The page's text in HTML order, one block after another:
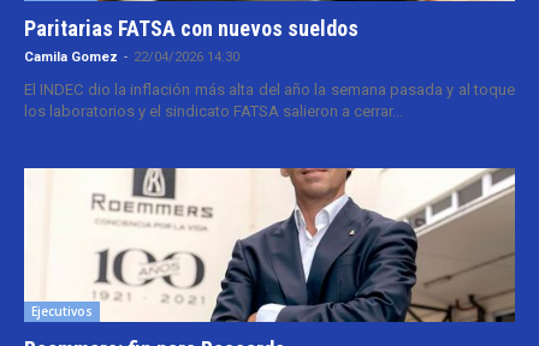
Paritarias FATSA con nuevos sueldos
Camila Gomez - 22/04/2026 14:30
El INDEC dio la inflación más alta del año la semana pasada y al toque
los laboratorios y el sindicato FATSA salieron a cerrar...
Ejecutivos